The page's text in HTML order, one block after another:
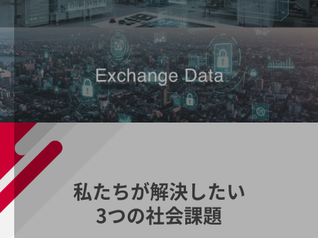
サービス・ソリューションをご紹介
カテゴリーで探す
カテゴリーで探すTOP
ネットワーク・モバイル
クラウド・データセンター
電話・映像コミュニケーション
セキュリティ
5G
IoT
私たちが解決したい
3つの社会課題